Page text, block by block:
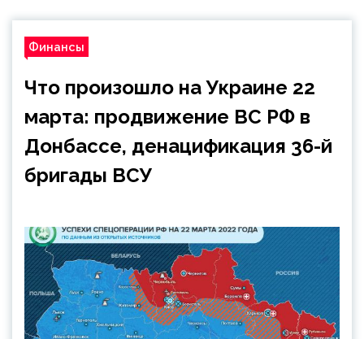
Финансы
Что произошло на Украине 22
марта: продвижение ВС РФ в
Донбассе, денацификация 36-й
бригады ВСУ